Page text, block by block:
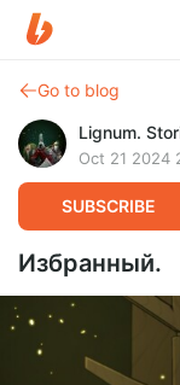
Go to blog
Lignum.
Oct 21 2024
SUBSCRIBE
Избранный.